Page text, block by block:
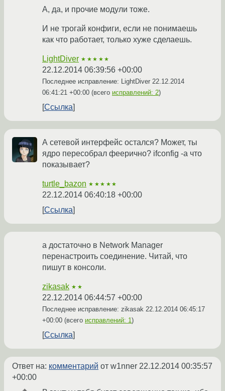
А, да, и прочие модули тоже.
И не трогай конфиги, если не понимаешь
как что работает, только хуже сделаешь.
LightDiver ★★★★★
22.12.2014 06:39:56 +00:00
Последнее исправление: LightDiver 22.12.2014
06:41:21 +00:00 (всего исправлений: 2)
Ссылка
А сетевой интерфейс остался? Может, ты
ядро пересобрал феерично? ifconfig -a что
показывает?
turtle_bazon ★★★★★
22.12.2014 06:40:18 +00:00
Ссылка
а достаточно в Network Manager
перенастроить соединение. Читай, что
пишут в консоли.
zikasak ★★
22.12.2014 06:44:57 +00:00
Последнее исправление: zikasak 22.12.2014 06:45:17
+00:00 (всего исправлений: 1)
Ссылка
Ответ на: комментарий от w1nner 22.12.2014 00:35:57
+00:00